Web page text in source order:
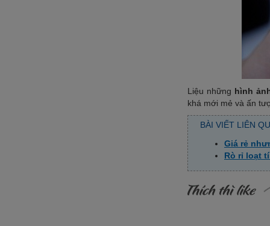
Liệu những hình
khá mới mẻ và ấn
BÀI VIẾT LIÊN
Giá rẻ
Rò rỉ loạt